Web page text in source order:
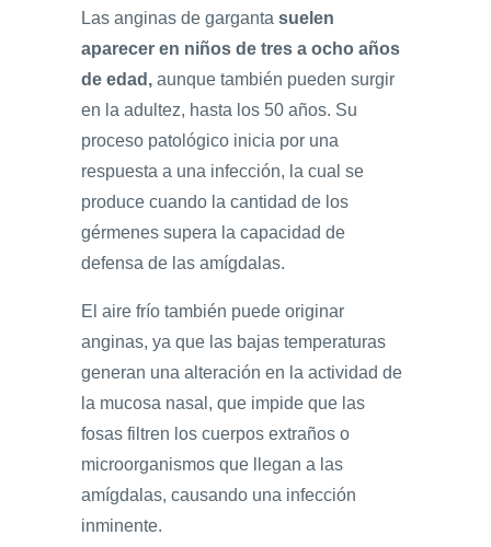
Las anginas de garganta suelen
aparecer en niños de tres a ocho años
de edad, aunque también pueden surgir
en la adultez, hasta los 50 años. Su
proceso patológico inicia por una
respuesta a una infección, la cual se
produce cuando la cantidad de los
gérmenes supera la capacidad de
defensa de las amígdalas.
El aire frío también puede originar
anginas, ya que las bajas temperaturas
generan una alteración en la actividad de
la mucosa nasal, que impide que las
fosas filtren los cuerpos extraños o
microorganismos que llegan a las
amígdalas, causando una infección
inminente.